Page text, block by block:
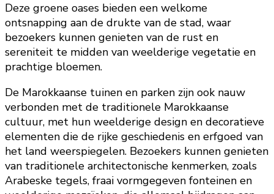
Deze groene oases bieden een welkome
ontsnapping aan de drukte van de stad, waar
bezoekers kunnen genieten van de rust en
sereniteit te midden van weelderige vegetatie en
prachtige bloemen.
De Marokkaanse tuinen en parken zijn ook nauw
verbonden met de traditionele Marokkaanse
cultuur, met hun weelderige design en decoratieve
elementen die de rijke geschiedenis en erfgoed van
het land weerspiegelen. Bezoekers kunnen genieten
van traditionele architectonische kenmerken, zoals
Arabeske tegels, fraai vormgegeven fonteinen en